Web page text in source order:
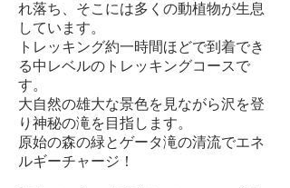
れ落ち、そこには多くの動植物が生息
しています。
トレッキング約一時間ほどで到着でき
る中レベルのトレッキングコースで
す。
大自然の雄大な景色を見ながら沢を登
り神秘の滝を目指します。
原始の森の緑とゲータ滝の清流でエネ
ルギーチャージ！